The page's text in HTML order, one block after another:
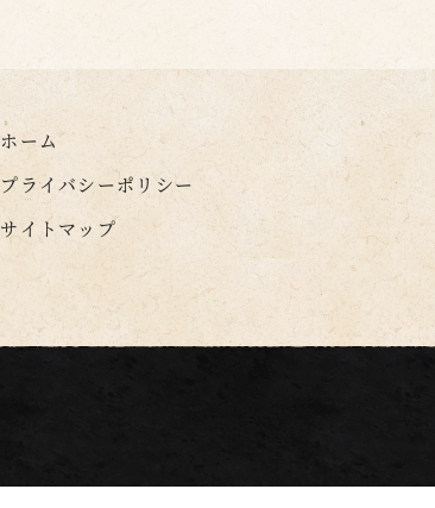
ホーム
プライバシーポリシー
サイトマップ